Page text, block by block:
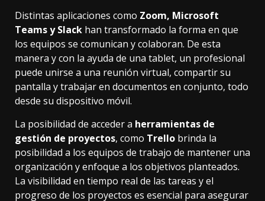
Distintas aplicaciones como Zoom, Microsoft
Teams y Slack han transformado la forma en que
los equipos se comunican y colaboran. De esta
manera y con la ayuda de una tablet, un profesional
puede unirse a una reunión virtual, compartir su
pantalla y trabajar en documentos en conjunto, todo
desde su dispositivo móvil.
La posibilidad de acceder a herramientas de
gestión de proyectos, como Trello brinda la
posibilidad a los equipos de trabajo de mantener una
organización y enfoque a los objetivos planteados.
La visibilidad en tiempo real de las tareas y el
progreso de los proyectos es esencial para asegurar